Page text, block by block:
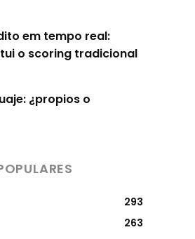
em tempo real:
o scoring tradicional
¿propios o
293
263